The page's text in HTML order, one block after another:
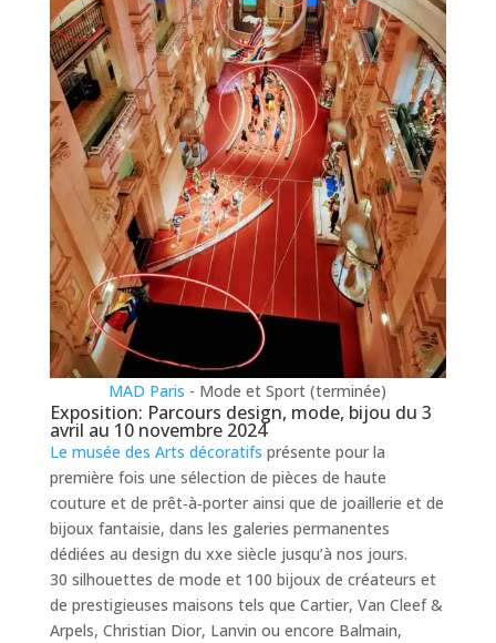
MAD Paris - Mode et Sport (terminée)
Exposition: Parcours design, mode, bijou du 3
avril au 10 novembre 2024
Le musée des Arts décoratifs présente pour la
première fois une sélection de pièces de haute
couture et de prêt‑à‑porter ainsi que de joaillerie et de
bijoux fantaisie, dans les galeries permanentes
dédiées au design du xxe siècle jusqu’à nos jours.
30 silhouettes de mode et 100 bijoux de créateurs et
de prestigieuses maisons tels que Cartier, Van Cleef &
Arpels, Christian Dior, Lanvin ou encore Balmain,